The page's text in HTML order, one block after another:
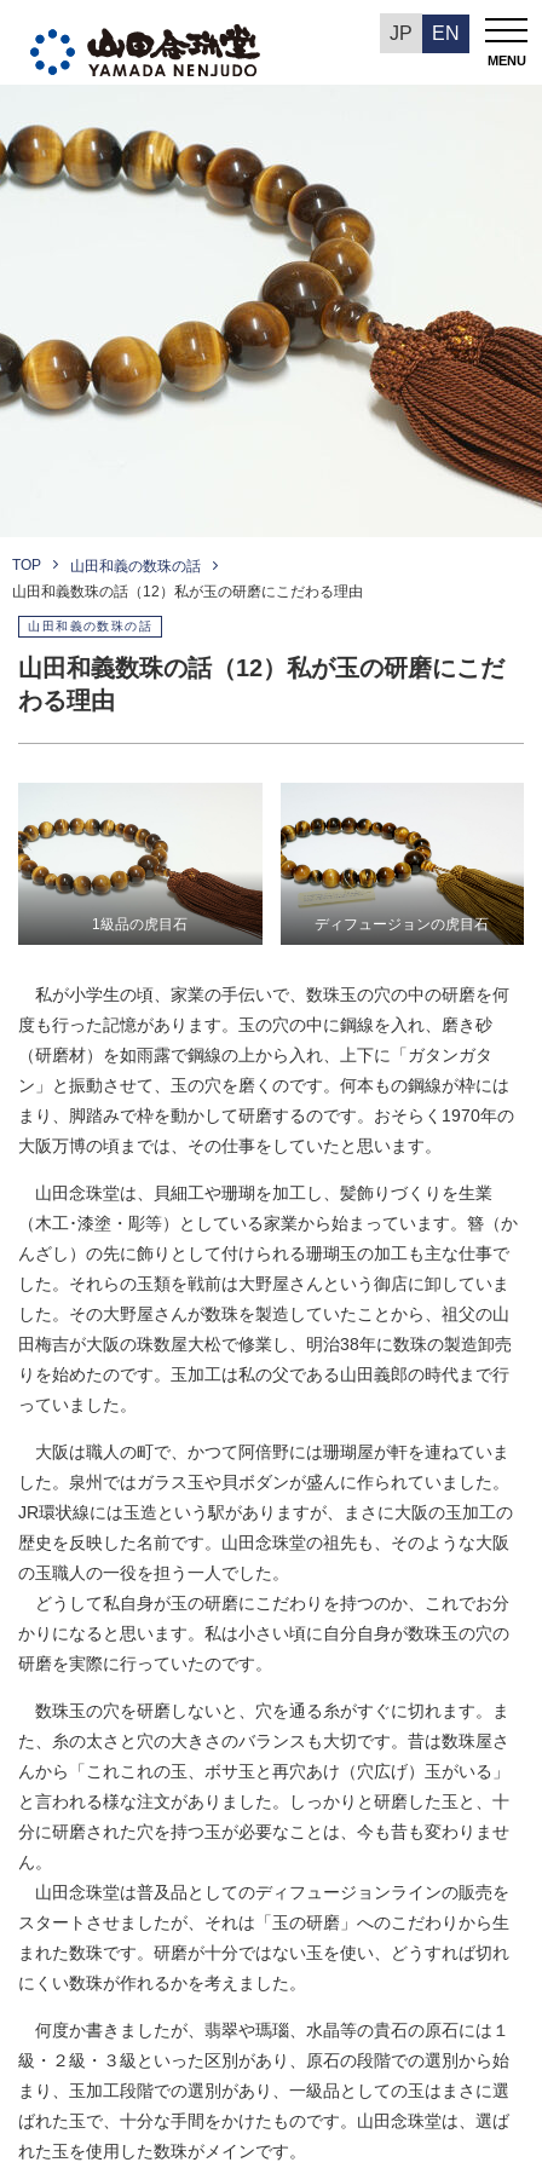
JP EN
MENU
山田和義の数珠の話
TOP
山田和義の数珠の話
山田和義数珠の話（12）私が玉の研磨にこだわる理由
山田和義の数珠の話
山田和義数珠の話（12）私が玉の研磨にこだ
わる理由
1級品の虎目石 ディフュージョンの虎目石
私が小学生の頃、家業の手伝いで、数珠玉の穴の中の研磨を何
度も行った記憶があります。玉の穴の中に鋼線を入れ、磨き砂
（研磨材）を如雨露で鋼線の上から入れ、上下に「ガタンガタ
ン」と振動させて、玉の穴を磨くのです。何本もの鋼線が枠には
まり、脚踏みで枠を動かして研磨するのです。おそらく1970年の
大阪万博の頃までは、その仕事をしていたと思います。
山田念珠堂は、貝細工や珊瑚を加工し、髪飾りづくりを生業
（木工･漆塗・彫等）としている家業から始まっています。簪（か
んざし）の先に飾りとして付けられる珊瑚玉の加工も主な仕事で
した。それらの玉類を戦前は大野屋さんという御店に卸していま
した。その大野屋さんが数珠を製造していたことから、祖父の山
田梅吉が大阪の珠数屋大松で修業し、明治38年に数珠の製造卸売
りを始めたのです。玉加工は私の父である山田義郎の時代まで行
っていました。
大阪は職人の町で、かつて阿倍野には珊瑚屋が軒を連ねていま
した。泉州ではガラス玉や貝ボダンが盛んに作られていました。
JR環状線には玉造という駅がありますが、まさに大阪の玉加工の
歴史を反映した名前です。山田念珠堂の祖先も、そのような大阪
の玉職人の一役を担う一人でした。
どうして私自身が玉の研磨にこだわりを持つのか、これでお分
かりになると思います。私は小さい頃に自分自身が数珠玉の穴の
研磨を実際に行っていたのです。
数珠玉の穴を研磨しないと、穴を通る糸がすぐに切れます。ま
た、糸の太さと穴の大きさのバランスも大切です。昔は数珠屋さ
んから「これこれの玉、ボサ玉と再穴あけ（穴広げ）玉がいる」
と言われる様な注文がありました。しっかりと研磨した玉と、十
分に研磨された穴を持つ玉が必要なことは、今も昔も変わりませ
ん。
山田念珠堂は普及品としてのディフュージョンラインの販売を
スタートさせましたが、それは「玉の研磨」へのこだわりから生
まれた数珠です。研磨が十分ではない玉を使い、どうすれば切れ
にくい数珠が作れるかを考えました。
何度か書きましたが、翡翠や瑪瑙、水晶等の貴石の原石には１
級・２級・３級といった区別があり、原石の段階での選別から始
まり、玉加工段階での選別があり、一級品としての玉はまさに選
ばれた玉で、十分な手間をかけたものです。山田念珠堂は、選ば
れた玉を使用した数珠がメインです。